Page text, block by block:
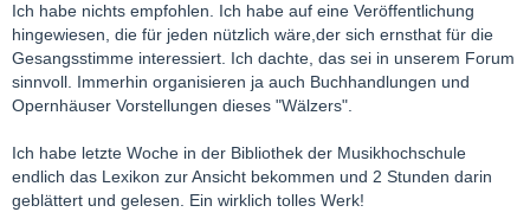
Ich habe nichts empfohlen. Ich habe auf eine Veröffentlichung
hingewiesen, die für jeden nützlich wäre,der sich ernsthat für die
Gesangsstimme interessiert. Ich dachte, das sei in unserem Forum
sinnvoll. Immerhin organisieren ja auch Buchhandlungen und
Opernhäuser Vorstellungen dieses "Wälzers".
Ich habe letzte Woche in der Bibliothek der Musikhochschule
endlich das Lexikon zur Ansicht bekommen und 2 Stunden darin
geblättert und gelesen. Ein wirklich tolles Werk!